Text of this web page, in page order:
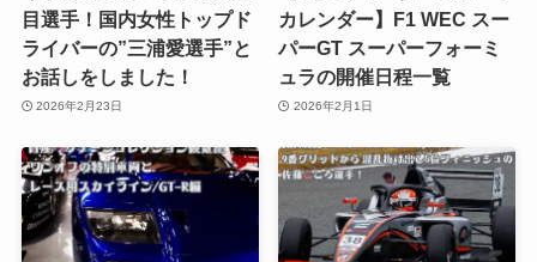
目選手！国内女性トップド
ライバーの”三浦愛選手”と
お話しをしました！
2026年2月23日
カレンダー】F1 WEC スー
パーGT スーパーフォーミ
ュラの開催日程一覧
2026年2月1日